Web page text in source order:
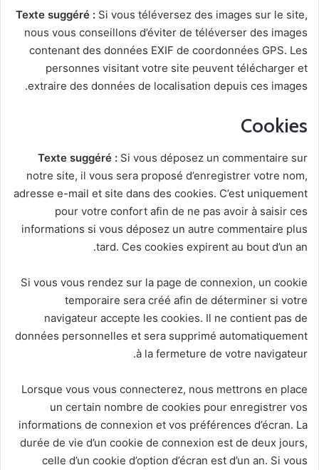
Texte suggéré : Si vous téléversez des images sur le site,
nous vous conseillons d’éviter de téléverser des images
contenant des données EXIF de coordonnées GPS. Les
personnes visitant votre site peuvent télécharger et
extraire des données de localisation depuis ces images.
Cookies
Texte suggéré : Si vous déposez un commentaire sur
notre site, il vous sera proposé d’enregistrer votre nom,
adresse e-mail et site dans des cookies. C’est uniquement
pour votre confort afin de ne pas avoir à saisir ces
informations si vous déposez un autre commentaire plus
tard. Ces cookies expirent au bout d’un an.
Si vous vous rendez sur la page de connexion, un cookie
temporaire sera créé afin de déterminer si votre
navigateur accepte les cookies. Il ne contient pas de
données personnelles et sera supprimé automatiquement
à la fermeture de votre navigateur.
Lorsque vous vous connecterez, nous mettrons en place
un certain nombre de cookies pour enregistrer vos
informations de connexion et vos préférences d’écran. La
durée de vie d’un cookie de connexion est de deux jours,
celle d’un cookie d’option d’écran est d’un an. Si vous